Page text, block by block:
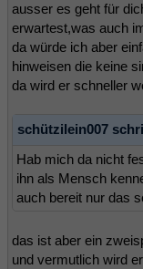
ausser es geht für
erwartest,was auch
da würde ich aber
hinweisen die keine
da wird er schneller
schützilein007
Hab mich da nicht
ihn als Mensch
auch bereit nur das
das ist aber ein
und vermutlich wird